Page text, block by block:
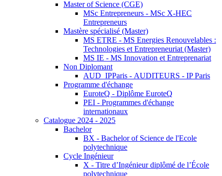
Master of Science (CGE)
MSc Entrepreneurs - MSc X-HEC
Entrepreneurs
Mastère spécialisé (Master)
MS ETRE - MS Energies Renouvelables :
Technologies et Entrepreneuriat (Master)
MS IE - MS Innovation et Entreprenariat
Non Diplomant
AUD_IPParis - AUDITEURS - IP Paris
Programme d'échange
EuroteQ - Diplôme EuroteQ
PEI - Programmes d'échange
internationaux
Catalogue 2024 - 2025
Bachelor
BX - Bachelor of Science de l'Ecole
polytechnique
Cycle Ingénieur
X - Titre d’Ingénieur diplômé de l’École
polytechnique